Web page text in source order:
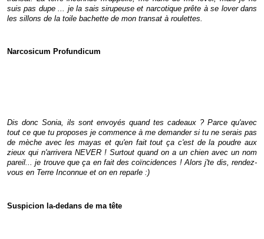
suis pas dupe ... je la sais sirupeuse et narcotique prête à se lover dans
les sillons de la toile bachette de mon transat à roulettes.
Narcosicum Profundicum
Dis donc Sonia, ils sont envoyés quand tes cadeaux ? Parce qu'avec
tout ce que tu proposes je commence à me demander si tu ne serais pas
de mèche avec les mayas et qu'en fait tout ça c'est de la poudre aux
zieux qui n'arrivera NEVER ! Surtout quand on a un chien avec un nom
pareil... je trouve que ça en fait des coïncidences ! Alors j'te dis, rendez-
vous en Terre Inconnue et on en reparle :)
Suspicion la-dedans de ma tête